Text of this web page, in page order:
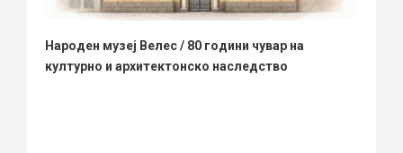
Народен музеј Велес / 80 години чувар на
културно и архитектонско наследство